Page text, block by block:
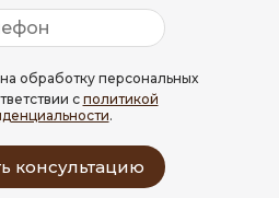
обработку персональных
с политикой
.
консультацию